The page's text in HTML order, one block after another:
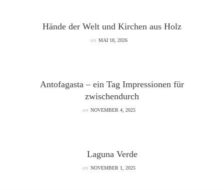
Hände der Welt und Kirchen aus Holz
on MAI 18, 2026
Antofagasta – ein Tag Impressionen für
zwischendurch
on NOVEMBER 4, 2025
Laguna Verde
on NOVEMBER 1, 2025